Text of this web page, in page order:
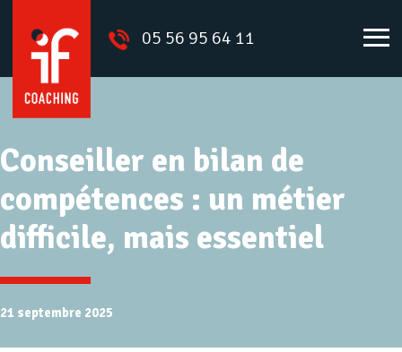
05 56 95 64 11
Conseiller en bilan de
compétences : un métier
difficile, mais essentiel
21 septembre 2025